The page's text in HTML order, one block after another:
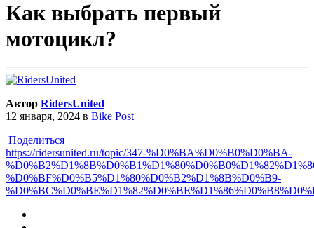
Как выбрать первый
мотоцикл?
Автор RidersUnited
12 января, 2024 в Bike Post
Поделиться
https://ridersunited.ru/topic/347-%D0%BA%D0%B0%D0%BA-
%D0%BF%D0%B5%D1%80%D0%B2%D1%8B%D0%B9-